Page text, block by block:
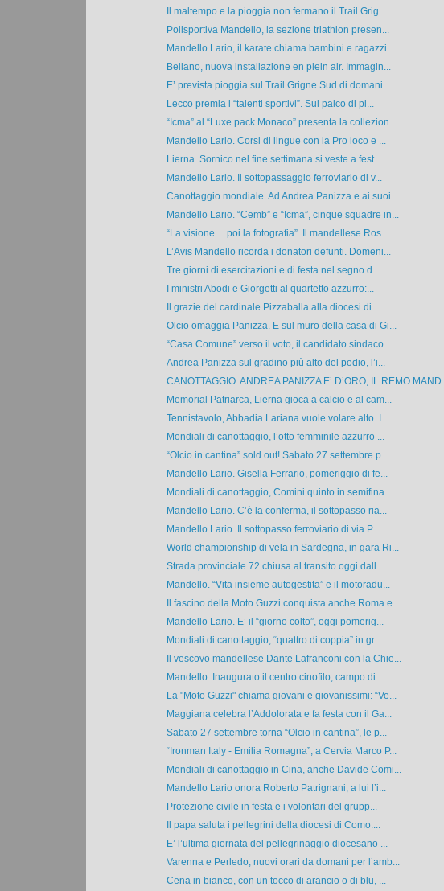
Il maltempo e la pioggia non fermano il Trail Grig...
Polisportiva Mandello, la sezione triathlon presen...
Mandello Lario, il karate chiama bambini e ragazzi...
Bellano, nuova installazione en plein air. Immagin...
E’ prevista pioggia sul Trail Grigne Sud di domani...
Lecco premia i “talenti sportivi”. Sul palco di pi...
“Icma” al “Luxe pack Monaco” presenta la collezion...
Mandello Lario. Corsi di lingue con la Pro loco e ...
Lierna. Sornico nel fine settimana si veste a fest...
Mandello Lario. Il sottopassaggio ferroviario di v...
Canottaggio mondiale. Ad Andrea Panizza e ai suoi ...
Mandello Lario. “Cemb” e “Icma”, cinque squadre in...
“La visione… poi la fotografia”. Il mandellese Ros...
L’Avis Mandello ricorda i donatori defunti. Domeni...
Tre giorni di esercitazioni e di festa nel segno d...
I ministri Abodi e Giorgetti al quartetto azzurro:...
Il grazie del cardinale Pizzaballa alla diocesi di...
Olcio omaggia Panizza. E sul muro della casa di Gi...
“Casa Comune” verso il voto, il candidato sindaco ...
Andrea Panizza sul gradino più alto del podio, l’i...
CANOTTAGGIO. ANDREA PANIZZA E’ D’ORO, IL REMO MAND...
Memorial Patriarca, Lierna gioca a calcio e al cam...
Tennistavolo, Abbadia Lariana vuole volare alto. I...
Mondiali di canottaggio, l’otto femminile azzurro ...
“Olcio in cantina” sold out! Sabato 27 settembre p...
Mandello Lario. Gisella Ferrario, pomeriggio di fe...
Mondiali di canottaggio, Comini quinto in semifina...
Mandello Lario. C’è la conferma, il sottopasso ria...
Mandello Lario. Il sottopasso ferroviario di via P...
World championship di vela in Sardegna, in gara Ri...
Strada provinciale 72 chiusa al transito oggi dall...
Mandello. “Vita insieme autogestita” e il motoradu...
Il fascino della Moto Guzzi conquista anche Roma e...
Mandello Lario. E’ il “giorno colto”, oggi pomerig...
Mondiali di canottaggio, “quattro di coppia” in gr...
Il vescovo mandellese Dante Lafranconi con la Chie...
Mandello. Inaugurato il centro cinofilo, campo di ...
La "Moto Guzzi" chiama giovani e giovanissimi: “Ve...
Maggiana celebra l’Addolorata e fa festa con il Ga...
Sabato 27 settembre torna “Olcio in cantina”, le p...
“Ironman Italy - Emilia Romagna”, a Cervia Marco P...
Mondiali di canottaggio in Cina, anche Davide Comi...
Mandello Lario onora Roberto Patrignani, a lui l’i...
Protezione civile in festa e i volontari del grupp...
Il papa saluta i pellegrini della diocesi di Como....
E’ l’ultima giornata del pellegrinaggio diocesano ...
Varenna e Perledo, nuovi orari da domani per l’amb...
Cena in bianco, con un tocco di arancio o di blu, ...